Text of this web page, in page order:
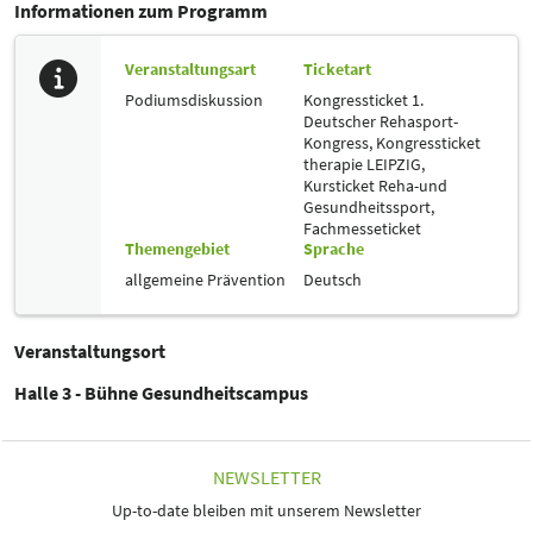
Informationen zum Programm
Veranstaltungsart
Podiumsdiskussion
Ticketart
Kongressticket 1.
Deutscher Rehasport-
Kongress, Kongressticket
therapie LEIPZIG,
Kursticket Reha-und
Gesundheitssport,
Fachmesseticket
Themengebiet
allgemeine Prävention
Sprache
Deutsch
Veranstaltungsort
Halle 3 - Bühne Gesundheitscampus
NEWSLETTER
Up-to-date bleiben mit unserem Newsletter